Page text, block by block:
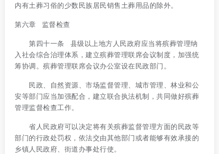
内有土葬习俗的少数民族居民销售土葬用品的除外。
第六章 监督检查
第四十一条 县级以上地方人民政府应当将殡葬管理纳
入社会综合治理体系，建立殡葬管理联席会议制度，加强统
筹协调。殡葬管理联席会议办公室设在民政部门。
民政、自然资源、市场监督管理、城市管理、林业和公
安等部门应当加强配合，建立联合执法机制，共同做好殡葬
管理监督检查工作。
省人民政府可以决定将有关殡葬监督管理方面的民政等
部门的行政处罚权，依法交由其他部门或者能够有效承接的
乡镇人民政府、街道办事处行使。